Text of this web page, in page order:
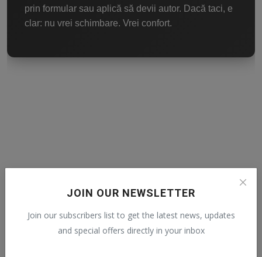
JOIN OUR NEWSLETTER
Join our subscribers list to get the latest news, updates
and special offers directly in your inbox
prin formular sau aplică să devii autor. Dacă taci, e
clar: nu vrei schimbare. Vrei confort.